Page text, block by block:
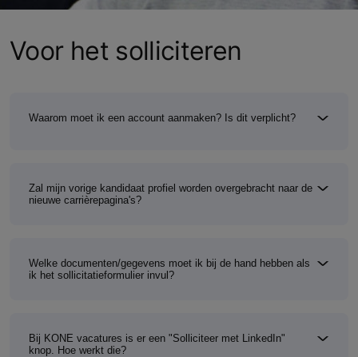
Voor het solliciteren
Waarom moet ik een account aanmaken? Is dit verplicht?
Zal mijn vorige kandidaat profiel worden overgebracht naar de
nieuwe carrièrepagina's?
Welke documenten/gegevens moet ik bij de hand hebben als
ik het sollicitatieformulier invul?
Bij KONE vacatures is er een "Solliciteer met LinkedIn"
knop. Hoe werkt die?